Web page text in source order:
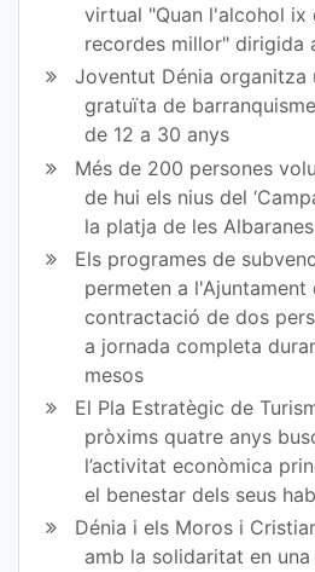
bo
ok
er
virtual "Quan l'alcohol ix
recordes millor" dirigida
Joventut Dénia organitza
gratuïta de
de 12 a 30 anys
Més de 200 persones
de hui els nius del
la platja de les Albaranes
Els programes de
permeten a l'Ajuntament
contractació de dos
a jornada completa
mesos
El Pla Estratègic de
pròxims quatre anys
l’activitat econòmica
el benestar dels seus
Dénia i els Moros i
amb la solidaritat en